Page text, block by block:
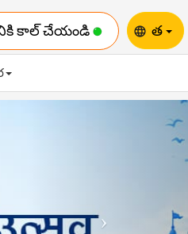
కాల్ చేయండి language త